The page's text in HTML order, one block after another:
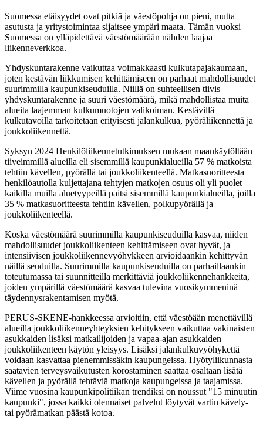
Suomessa etäisyydet ovat pitkiä ja väestöpohja on pieni, mutta
asutusta ja yritystoimintaa sijaitsee ympäri maata. Tämän vuoksi
Suomessa on ylläpidettävä väestömäärään nähden laajaa
liikenneverkkoa.
Yhdyskuntarakenne vaikuttaa voimakkaasti kulkutapajakaumaan,
joten kestävän liikkumisen kehittämiseen on parhaat mahdollisuudet
suurimmilla kaupunkiseuduilla. Niillä on suhteellisen tiivis
yhdyskuntarakenne ja suuri väestömäärä, mikä mahdollistaa muita
alueita laajemman kulkumuotojen valikoiman. Kestävillä
kulkutavoilla tarkoitetaan erityisesti jalankulkua, pyöräliikennettä ja
joukkoliikennettä.
Syksyn 2024 Henkilöliikennetutkimuksen mukaan maankäytöltään
tiiveimmillä alueilla eli sisemmillä kaupunkialueilla 57 % matkoista
tehtiin kävellen, pyörällä tai joukkoliikenteellä. Matkasuoritteesta
henkilöautolla kuljettajana tehtyjen matkojen osuus oli yli puolet
kaikilla muilla aluetyypeillä paitsi sisemmillä kaupunkialueilla, joilla
35 % matkasuoritteesta tehtiin kävellen, polkupyörällä ja
joukkoliikenteellä.
Koska väestömäärä suurimmilla kaupunkiseuduilla kasvaa, niiden
mahdollisuudet joukkoliikenteen kehittämiseen ovat hyvät, ja
intensiivisen joukkoliikennevyöhykkeen arvioidaankin kehittyvän
näillä seuduilla. Suurimmilla kaupunkiseuduilla on parhaillaankin
toteutumassa tai suunnitteilla merkittäviä joukkoliikennehankkeita,
joiden ympärillä väestömäärä kasvaa tulevina vuosikymmeninä
täydennysrakentamisen myötä.
PERUS-SKENE-hankkeessa arvioitiin, että väestöään menettävillä
alueilla joukkoliikenneyhteyksien kehitykseen vaikuttaa vakinaisten
asukkaiden lisäksi matkailijoiden ja vapaa-ajan asukkaiden
joukkoliikenteen käytön yleisyys. Lisäksi jalankulkuvyöhykettä
voidaan kasvattaa pienemmissäkin kaupungeissa. Hyötyliikunnasta
saatavien terveysvaikutusten korostaminen saattaa osaltaan lisätä
kävellen ja pyörällä tehtäviä matkoja kaupungeissa ja taajamissa.
Viime vuosina kaupunkipolitiikan trendiksi on noussut "15 minuutin
kaupunki", jossa kaikki olennaiset palvelut löytyvät vartin kävely-
tai pyörämatkan päästä kotoa.